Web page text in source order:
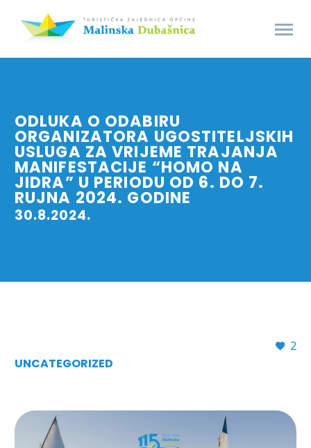
ODLUKA O ODABIRU
ORGANIZATORA UGOSTITELJSKIH
USLUGA ZA VRIJEME TRAJANJA
MANIFESTACIJE “HOMO NA
JIDRA” U PERIODU OD 6. DO 7.
RUJNA 2024. GODINE
30.8.2024.
2
UNCATEGORIZED